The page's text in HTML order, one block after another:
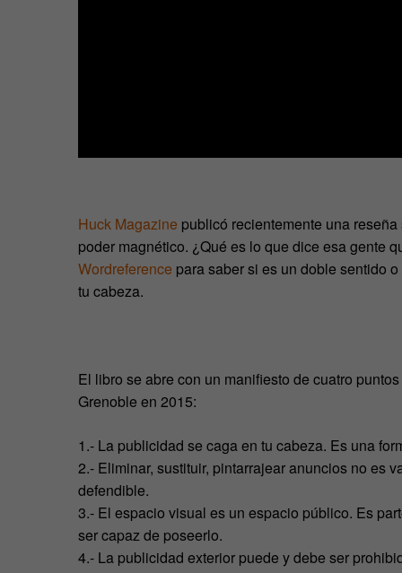
Huck Magazine publicó recientemente una
poder magnético. ¿Qué es lo que dice esa gente
Wordreference para saber si es un doble sentido
tu cabeza.
El libro se abre con un manifiesto de cuatro
Grenoble en 2015:
1.- La publicidad se caga en tu cabeza. Es una
2.- Eliminar, sustituir, pintarrajear anuncios no es
defendible.
3.- El espacio visual es un espacio público. Es
ser capaz de poseerlo.
4.- La publicidad exterior puede y debe ser